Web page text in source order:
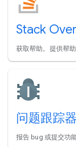
Stack
获取帮助。提供帮
问题跟踪器
报告 bug 或提交功